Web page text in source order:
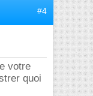
#4
votre
quoi